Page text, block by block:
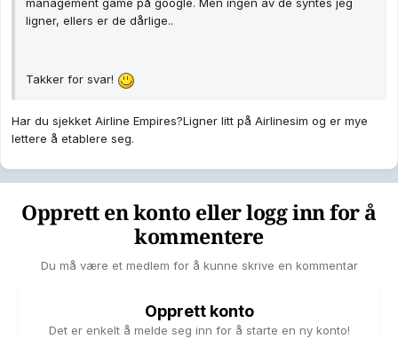
management game på google. Men ingen av de syntes jeg
ligner, ellers er de dårlige..
Takker for svar!
Har du sjekket Airline Empires?Ligner litt på Airlinesim og er mye
lettere å etablere seg.
Opprett en konto eller logg inn for å
kommentere
Du må være et medlem for å kunne skrive en kommentar
Opprett konto
Det er enkelt å melde seg inn for å starte en ny konto!